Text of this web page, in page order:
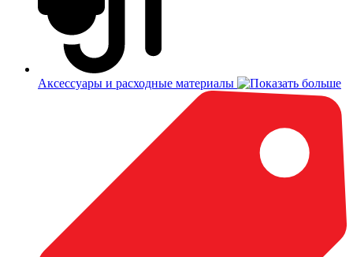
Аксессуары и расходные материалы